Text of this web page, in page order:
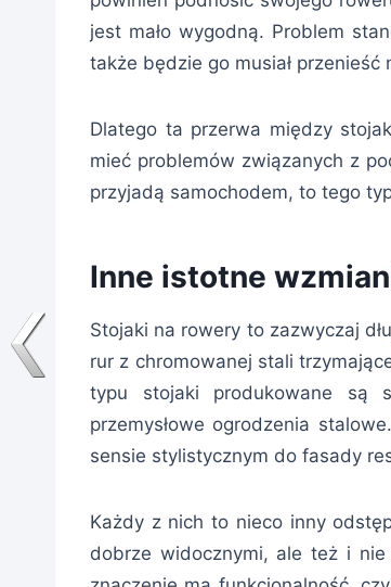
jest mało wygodną. Problem
także będzie go musiał przenieść
Dlatego ta przerwa między
mieć problemów związanych z
przyjadą samochodem, to tego
Inne istotne
Stojaki na rowery to zazwyczaj
rur z chromowanej stali
typu stojaki produkowane są
przemysłowe ogrodzenia
sensie stylistycznym do fasady
Każdy z nich to nieco inny
dobrze widocznymi, ale też i